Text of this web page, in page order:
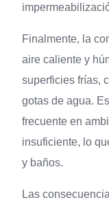
Finalmente, la
aire caliente y
superficies frías,
gotas de agua.
frecuente en
insuficiente, lo
y baños.
Las